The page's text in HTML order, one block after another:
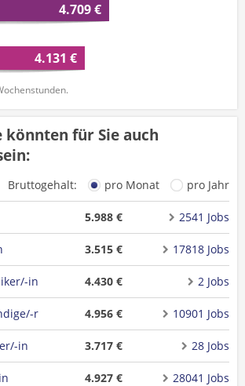
4.709 €
4.131 €
könnten für Sie auch
Bruttogehalt: pro Monat pro Jahr
5.988 € 2541 Jobs
3.515 € 17818 Jobs
in 4.430 € 2 Jobs
r 4.956 € 10901 Jobs
in 3.717 € 28 Jobs
4.927 € 28041 Jobs